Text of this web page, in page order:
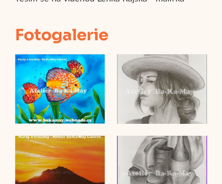
Fotogalerie